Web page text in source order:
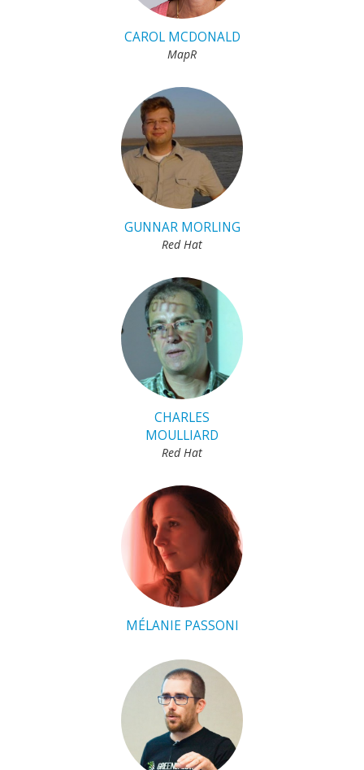
CAROL MCDONALD
MapR
GUNNAR MORLING
Red Hat
CHARLES
MOULLIARD
Red Hat
MÉLANIE PASSONI